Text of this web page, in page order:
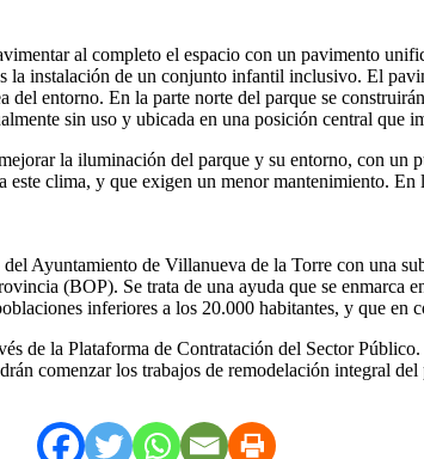
al completo el espacio con un pavimento
la instalación de un conjunto infantil inclusivo. El
entorno. En la parte norte del parque se
sin uso y ubicada en una posición central que
la iluminación del parque y su entorno, con un
este clima, y que exigen un menor mantenimiento.
Ayuntamiento de Villanueva de la Torre con una
(BOP). Se trata de una ayuda que se enmarca
inferiores a los 20.000 habitantes, y que en
de la Plataforma de Contratación del Sector
comenzar los trabajos de remodelación integral